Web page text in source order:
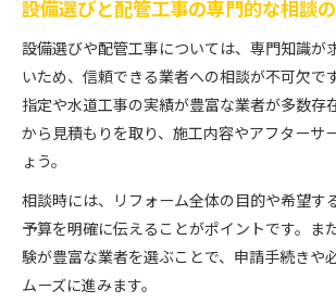
設備選びと配管工事の専門的な相談
設備選びや配管工事については、専門知識が
いため、信頼できる業者への相談が不可欠で
指定や水道工事の実績が豊富な業者が多数存
から見積もりを取り、施工内容やアフターサ
ょう。
相談時には、リフォーム全体の目的や希望す
予算を明確に伝えることがポイントです。ま
験が豊富な業者を選ぶことで、申請手続きや
ムーズに進みます。